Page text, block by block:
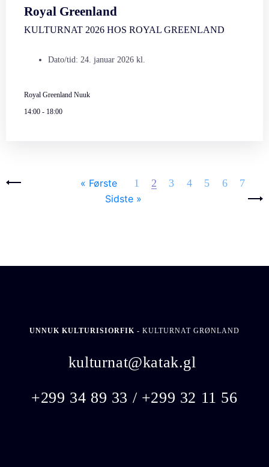
Royal Greenland
KULTURNAT 2026 HOS ROYAL GREENLAND
Dato/tid: 24. januar 2026 kl.
Royal Greenland Nuuk
14:00 - 18:00
Sider « Første
‹ forrige 1 2 3 4 5 6
7
Næste ›
Sidste »
UNNUK KULTURISIORFIK - KULTURNAT GRØNLAND
kulturnat@katak.gl
+299 34 89 33 / +299 32 11 56